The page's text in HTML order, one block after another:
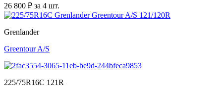
26 800 ₽ за 4 шт.
Grenlander
Greentour A/S
225/75R16C 121R